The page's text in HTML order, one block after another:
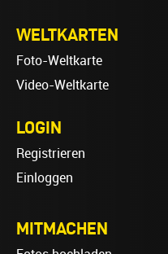
WELTKARTEN
Foto-Weltkarte
Video-Weltkarte
LOGIN
Registrieren
Einloggen
MITMACHEN